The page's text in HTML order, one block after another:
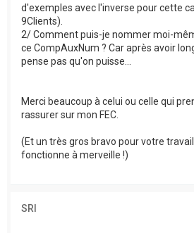
d'exemples avec l'inverse pour cette
9Clients).
2/ Comment puis-je nommer moi-
ce CompAuxNum ? Car après avoir
pense pas qu'on puisse...
Merci beaucoup à celui ou celle qui
rassurer sur mon FEC.
(Et un très gros bravo pour votre
fonctionne à merveille !)
SRI